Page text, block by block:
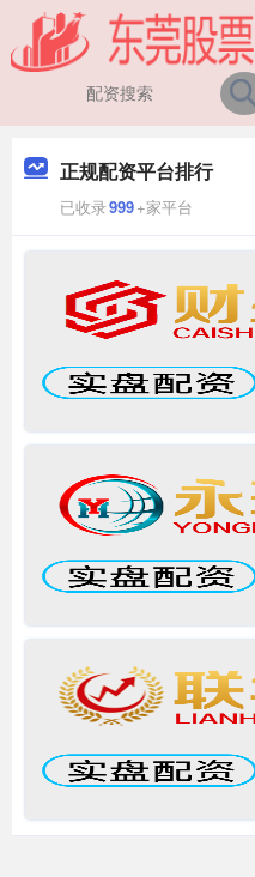
正规配资平台排行
已收录999+家平台